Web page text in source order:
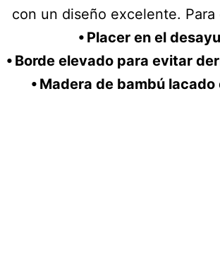
con un diseño excelente. Para
⦁ Placer en el
⦁ Borde elevado para evitar
⦁ Madera de bambú lacado